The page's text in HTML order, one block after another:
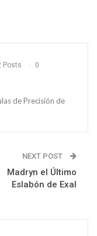
Posts 0
de Precisión de
NEXT POST
Madryn el Último
Eslabón de Exal